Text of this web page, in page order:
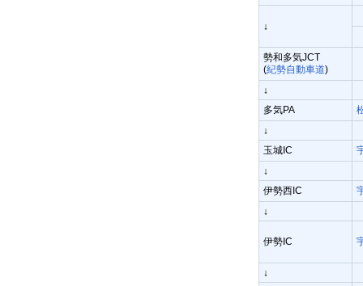
↓
勢和多気JCT
(紀勢自動車道)
↓
多気PA
↓
玉城IC
↓
伊勢西IC
↓
伊勢IC
↓